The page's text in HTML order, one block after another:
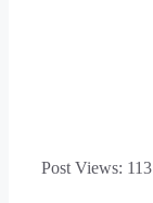
Post Views: 113